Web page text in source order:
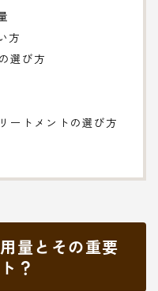
方
選び方
ートメントの選び方
量とその重要
？